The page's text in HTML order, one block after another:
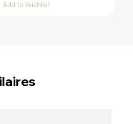
Add to Wishlist